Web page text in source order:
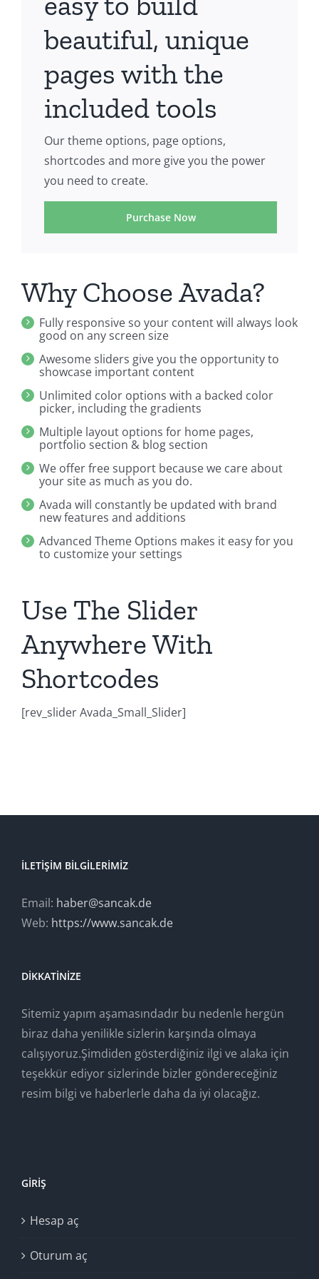
beautiful, unique
pages with the
included tools
Our theme options, page options,
shortcodes and more give you the power
you need to create.
Purchase Now
Why Choose Avada?
Fully responsive so your content will always look
good on any screen size
Awesome sliders give you the opportunity to
showcase important content
Unlimited color options with a backed color
picker, including the gradients
Multiple layout options for home pages,
portfolio section & blog section
We offer free support because we care about
your site as much as you do.
Avada will constantly be updated with brand
new features and additions
Advanced Theme Options makes it easy for you
to customize your settings
Use The Slider
Anywhere With
Shortcodes
[rev_slider Avada_Small_Slider]
İLETIŞIM BILGILERIMIZ
Email: haber@sancak.de
Web: https://www.sancak.de
DIKKATINIZE
Sitemiz yapım aşamasındadır bu nedenle hergün
biraz daha yenilikle sizlerin karşında olmaya
calışıyoruz.Şimdiden gösterdiğiniz ilgi ve alaka için
teşekkür ediyor sizlerinde bizler göndereceğiniz
resim bilgi ve haberlerle daha da iyi olacağız.
GIRIŞ
Hesap aç
Oturum aç